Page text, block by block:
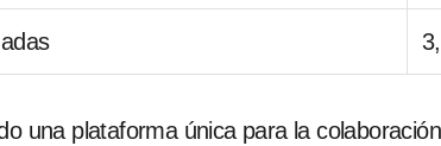
una plataforma única para la